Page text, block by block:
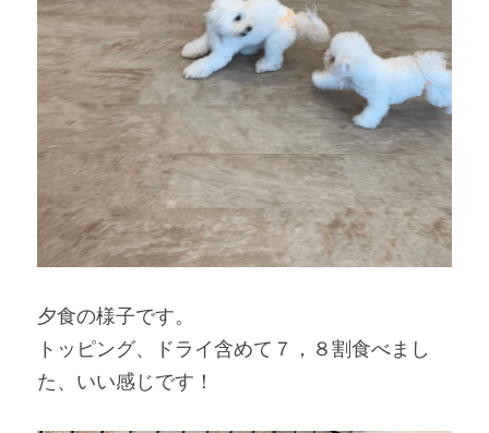
夕食の様子です。
トッピング、ドライ含めて７，８割食べまし
た、いい感じです！